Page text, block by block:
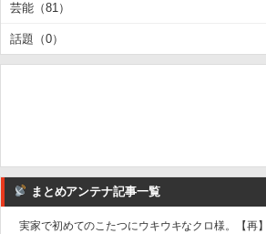
芸能（81）
話題（0）
まとめアンテナ記事一覧
実家で初めてのこたつにウキウキなクロ様。【再】